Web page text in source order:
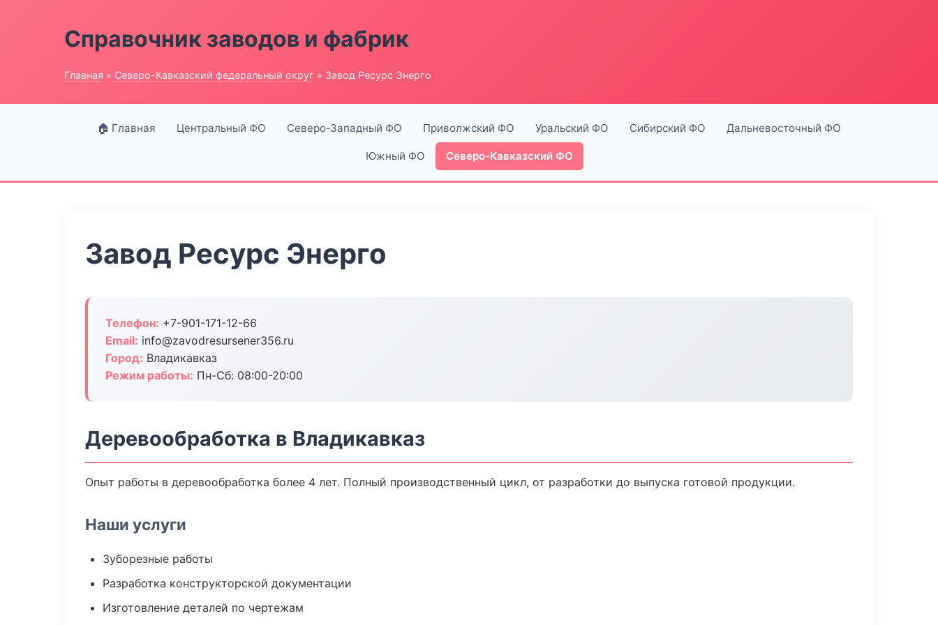
Справочник заводов и фабрик
Главная » Северо-Кавказский федеральный округ » Завод Ресурс Энерго
🏠 Главная Центральный ФО Северо-Западный ФО Приволжский ФО Уральский ФО Сибирский ФО Дальневосточный ФО
Южный ФО Северо-Кавказский ФО
Завод Ресурс Энерго
Телефон: +7-901-171-12-66
Email: info@zavodresursener356.ru
Город: Владикавказ
Режим работы: Пн-Сб: 08:00-20:00
Деревообработка в Владикавказ
Опыт работы в деревообработка более 4 лет. Полный производственный цикл, от разработки до выпуска готовой продукции.
Наши услуги
Зуборезные работы
Разработка конструкторской документации
Изготовление деталей по чертежам